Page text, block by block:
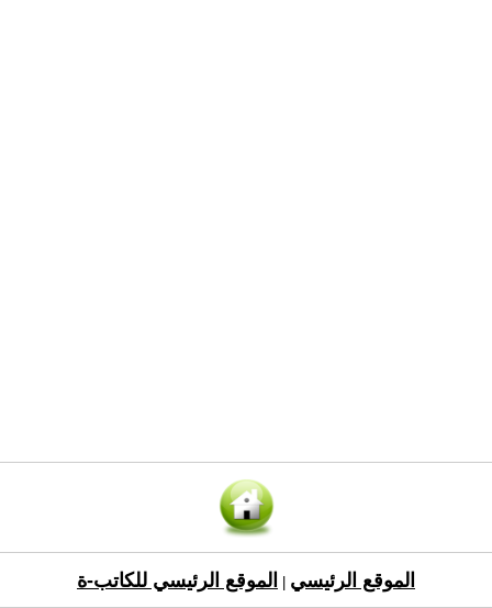
الموقع الرئيسي الموقع الرئيسي للكاتب-ة